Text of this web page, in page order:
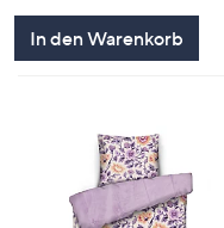
In den Warenkorb